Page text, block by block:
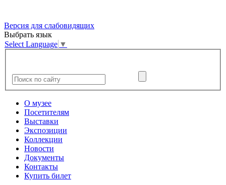
Версия для слабовидящих
Выбрать язык
Select Language ▼
О музее
Посетителям
Выставки
Экспозиции
Коллекции
Новости
Документы
Контакты
Купить билет